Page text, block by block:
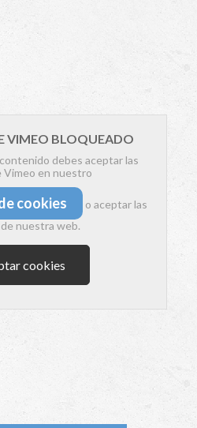
VIMEO BLOQUEADO
debes aceptar las
Vimeo en nuestro
cookies
o aceptar las
nuestra web.
cookies